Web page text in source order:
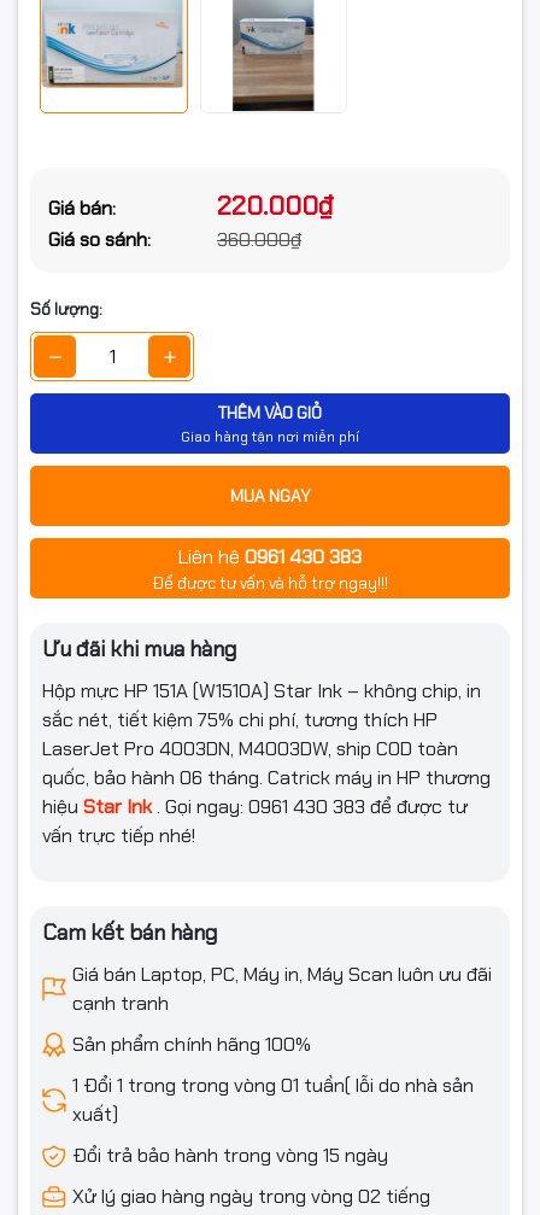
Giá bán: 220.000₫
Giá so sánh: 360.000₫
Số lượng:
THÊM VÀO GIỎ
Giao hàng tận nơi miễn phí
MUA NGAY
Liên hệ 0961 430 383
Để được tư vấn và hỗ trợ ngay!!!
Ưu đãi khi mua hàng
Hộp mực HP 151A (W1510A) Star Ink – không chip, in
sắc nét, tiết kiệm 75% chi phí, tương thích HP
LaserJet Pro 4003DN, M4003DW, ship COD toàn
quốc, bảo hành 06 tháng. Catrick máy in HP thương
hiệu Star Ink. Gọi ngay: 0961 430 383 để được tư
vấn trực tiếp nhé!
Cam kết bán hàng
Giá bán Laptop, PC, Máy in, Máy Scan luôn ưu đãi
cạnh tranh
Sản phẩm chính hãng 100%
1 Đổi 1 trong trong vòng 01 tuần( lỗi do nhà sản
xuất)
Đổi trả bảo hành trong vòng 15 ngày
Xử lý giao hàng ngày trong vòng 02 tiếng